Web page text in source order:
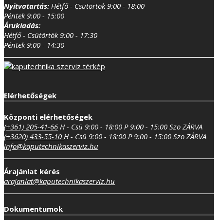
Nyitvatartás: Hétfő - Csütörtök 9:00 - 18:00
Péntek 9:00 - 15:00
Árukiadás:
Hétfő - Csütörtök 9:00 - 17:30
Péntek 9:00 - 14:30
Elérhetőségek
Központi elérhetőségek
(+361) 205-41-66 H - Csü 9:00 - 18:00 P 9:00 - 15:00 Szo ZÁRVA
(+3620) 433-55-10 H - Csü 9:00 - 18:00 P 9:00 - 15:00 Szo ZÁRVA
info@kaputechnikaszerviz.hu
Árajánlat kérés
arajanlat@kaputechnikaszerviz.hu
Dokumentumok